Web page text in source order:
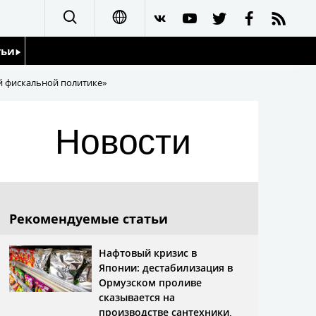
العربية
фискальной политике»
Новости
Рекомендуемые статьи
Нафтовый кризис в
Японии: дестабилизация в
Ормузском проливе
сказывается на
производстве сантехники,